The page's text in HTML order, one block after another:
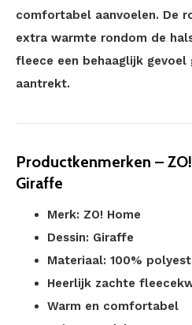
comfortabel aanvoelen. De
extra warmte rondom de
fleece een behaaglijk
aantrekt.
Productkenmerken –
Giraffe
Merk: ZO! Home
Dessin: Giraffe
Materiaal: 100%
Heerlijk zachte
Warm en comfortabel